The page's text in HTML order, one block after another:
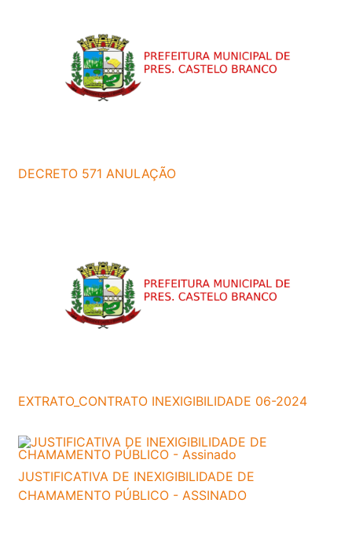
DECRETO 571 ANULAÇÃO
EXTRATO_CONTRATO INEXIGIBILIDADE 06-2024
JUSTIFICATIVA DE INEXIGIBILIDADE DE
CHAMAMENTO PÚBLICO - ASSINADO